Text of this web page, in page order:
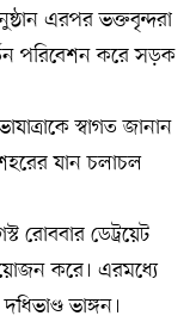
এরপর ভক্তবৃন্দরা
পরিবেশন করে সড়ক
স্বাগত জানান
যান চলাচল
রোববার ডেট্রয়েট
করে। এরমধ্যে
ভাঙ্গন।